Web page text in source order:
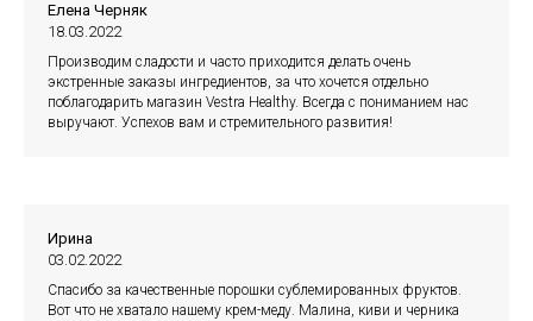
Елена Черняк
18.03.2022
Производим сладости и часто приходится делать очень
экстренные заказы ингредиентов, за что хочется отдельно
поблагодарить магазин Vestra Healthy. Всегда с пониманием нас
выручают. Успехов вам и стремительного развития!
Ирина
03.02.2022
Спасибо за качественные порошки сублемированных фруктов.
Вот что не хватало нашему крем-меду. Малина, киви и черника